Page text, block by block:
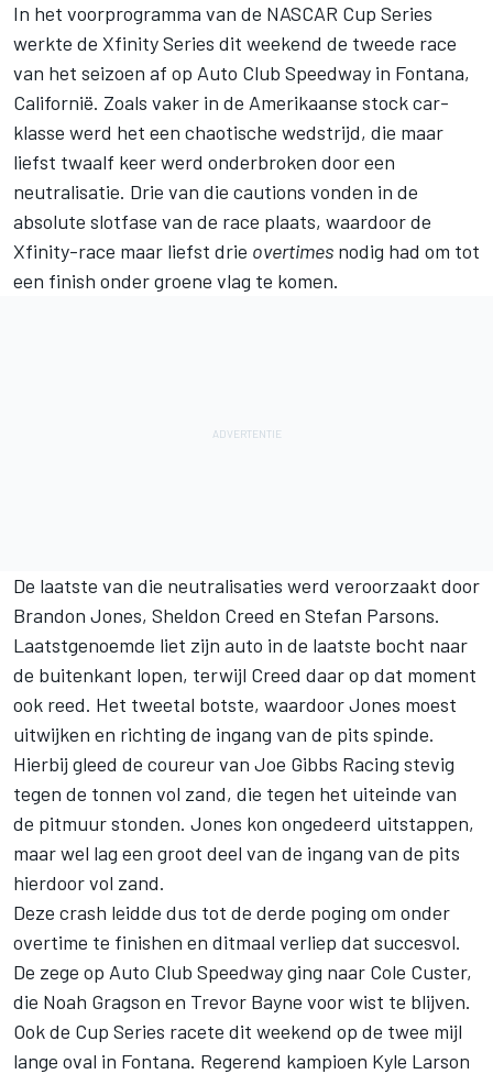
In het voorprogramma van de NASCAR Cup Series
werkte de Xfinity Series dit weekend de tweede race
van het seizoen af op Auto Club Speedway in Fontana,
Californië. Zoals vaker in de Amerikaanse stock car-
klasse werd het een chaotische wedstrijd, die maar
liefst twaalf keer werd onderbroken door een
neutralisatie. Drie van die cautions vonden in de
absolute slotfase van de race plaats, waardoor de
Xfinity-race maar liefst drie overtimes nodig had om tot
een finish onder groene vlag te komen.
De laatste van die neutralisaties werd veroorzaakt door
Brandon Jones, Sheldon Creed en Stefan Parsons.
Laatstgenoemde liet zijn auto in de laatste bocht naar
de buitenkant lopen, terwijl Creed daar op dat moment
ook reed. Het tweetal botste, waardoor Jones moest
uitwijken en richting de ingang van de pits spinde.
Hierbij gleed de coureur van Joe Gibbs Racing stevig
tegen de tonnen vol zand, die tegen het uiteinde van
de pitmuur stonden. Jones kon ongedeerd uitstappen,
maar wel lag een groot deel van de ingang van de pits
hierdoor vol zand.
Deze crash leidde dus tot de derde poging om onder
overtime te finishen en ditmaal verliep dat succesvol.
De zege op Auto Club Speedway ging naar Cole Custer,
die Noah Gragson en Trevor Bayne voor wist te blijven.
Ook de Cup Series racete dit weekend op de twee mijl
lange oval in Fontana. Regerend kampioen Kyle Larson